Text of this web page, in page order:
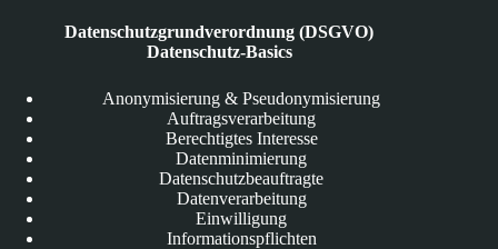
Datenschutzgrundverordnung (DSGVO)
Datenschutz-Basics
Anonymisierung & Pseudonymisierung
Auftragsverarbeitung
Berechtigtes Interesse
Datenminimierung
Datenschutzbeauftragte
Datenverarbeitung
Einwilligung
Informationspflichten